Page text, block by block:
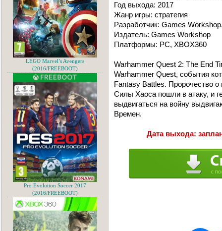
Год выхода: 2017
Жанр игры: стратегия
Разработчик: Games
Издатель: Games Workshop
Платформы: PC, XBOX360
Warhammer Quest 2: The End
Warhammer Quest, события
Fantasy Battles. Пророчество о
Силы Хаоса пошли в атаку, и
выдвигаться на войну
Времен.
Дата выхода:
LEGO Marvel’s Avengers
(2016/FREEBOOT)
Pro Evolution Soccer 2017
(2016/FREEBOOT)